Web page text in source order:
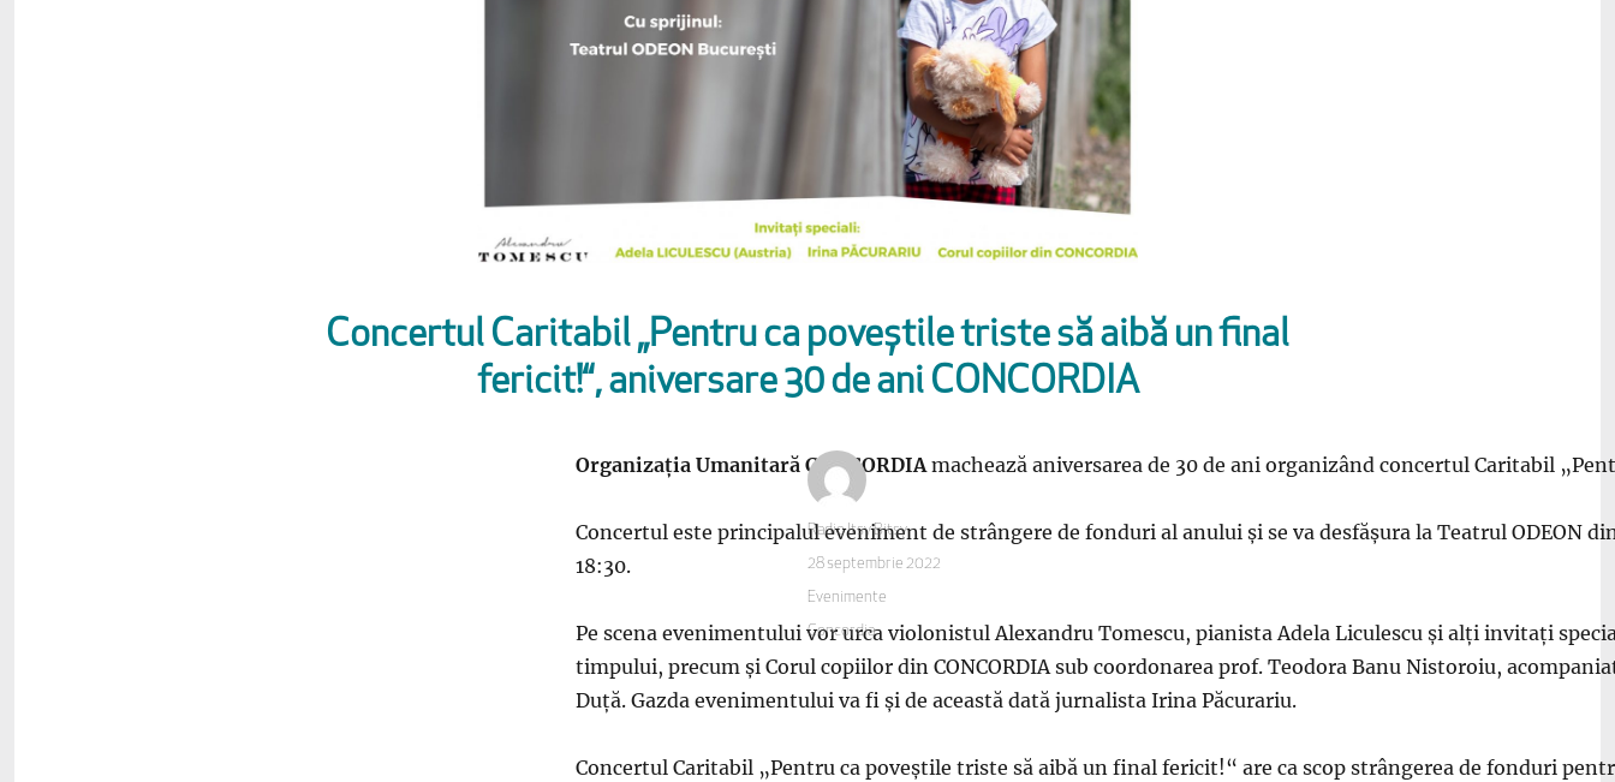
Concertul Caritabil „Pentru ca poveștile triste să aibă un final
fericit!“, aniversare 30 de ani CONCORDIA
Organizația Umanitară CONCORDIAmachează aniversarea de 30 de ani organizând concertul Caritabil
Concertul este principalul eveniment de strângere de fonduri al anului și se va desfășura la Teatrul ODEON
18:30.
Pe scena evenimentului vor urca violonistul Alexandru Tomescu, pianista Adela Liculescu și alți invitați
timpului, precum și Corul copiilor din CONCORDIA sub coordonarea prof. Teodora Banu Nistoroiu,
Duță. Gazda evenimentului va fi și de această dată jurnalista Irina Păcurariu.
Concertul Caritabil „Pentru ca poveștile triste să aibă un final fericit!“ are ca scop strângerea de fonduri
Autor
Radio Itsy Bitsy
Publicat
pe
28 septembrie 2022
Categorii
Evenimente
Etichete
Concordia